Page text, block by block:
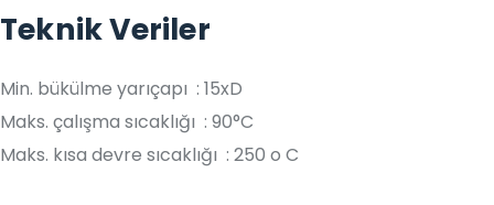
Teknik Veriler
Min. bükülme yarıçapı : 15xD
Maks. çalışma sıcaklığı : 90°C
Maks. kısa devre sıcaklığı : 250 o C